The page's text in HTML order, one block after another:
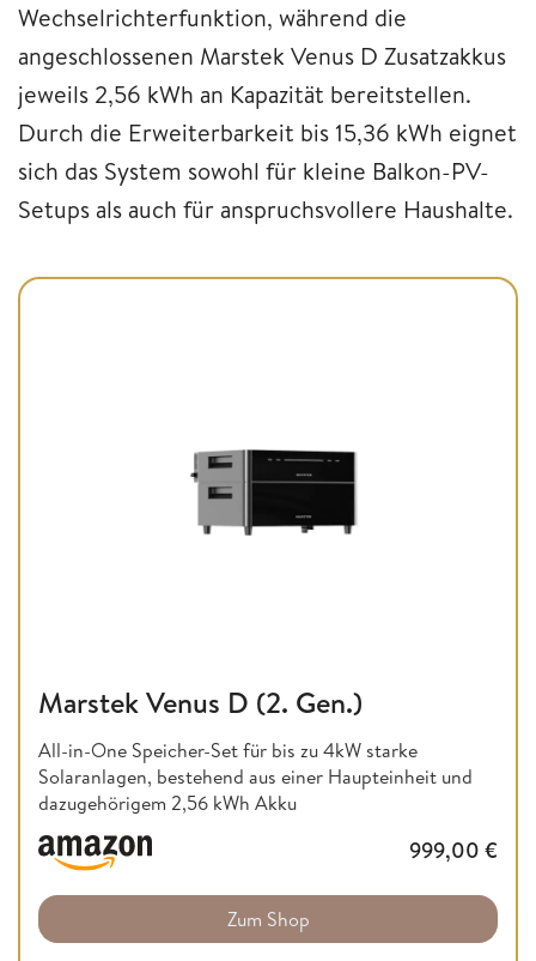
Wechselrichterfunktion, während die
angeschlossenen Marstek Venus D Zusatzakkus
jeweils 2,56 kWh an Kapazität bereitstellen.
Durch die Erweiterbarkeit bis 15,36 kWh eignet
sich das System sowohl für kleine Balkon-PV-
Setups als auch für anspruchsvollere Haushalte.
Marstek Venus D (2. Gen.)
All-in-One Speicher-Set für bis zu 4kW starke
Solaranlagen, bestehend aus einer Haupteinheit und
dazugehörigem 2,56 kWh Akku
999,00 €
Zum Shop